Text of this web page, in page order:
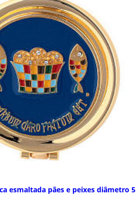
esmaltada pães e peixes diâmetro